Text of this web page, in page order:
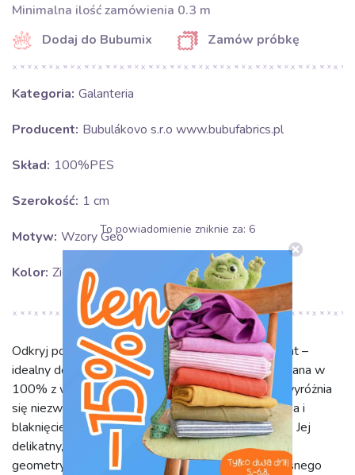
Minimalna ilość zamówienia 0.3 m
Dodaj do Bubumix
Zamów próbkę
Kategoria: Galanteria
Producent: Bubulákovo s.r.o www.bubufabrics.pl
Skład: 100%PES
Szerokość: 1 cm
Motyw: Wzory Geo
Kolor: Zielony
Odkryj poliestrową plecioną linkę ZIG ZAG light mint –
idealny dodatek, który ożywi każdy projekt. Wykonana w
100% z wysokiej jakości poliestru (PES), linka ta wyróżnia
się niezwykłą trwałością, odpornością na zagniecenia i
blaknięcie, zapewniając długotrwały piękny wygląd. Jej
delikatny, miętowy zielony kolor oraz modny wzór
geometryczny (Geo) dodadzą świeżości i nowoczesnego
To powiadomienie zniknie za: 5